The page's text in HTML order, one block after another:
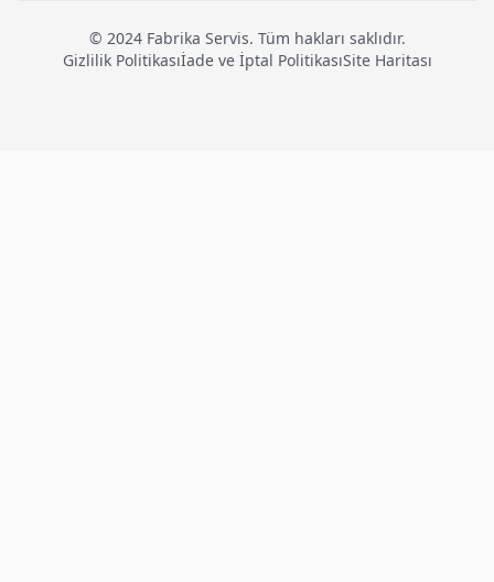
© 2024 Fabrika Servis. Tüm hakları saklıdır.
Gizlilik Politikasıİade ve İptal PolitikasıSite Haritası